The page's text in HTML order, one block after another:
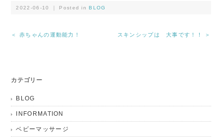
2022-06-10 ｜ Posted inBLOG
＜ 赤ちゃんの運動能力！ スキンシップは 大事です！！ ＞
カテゴリー
BLOG
INFORMATION
ベビーマッサージ